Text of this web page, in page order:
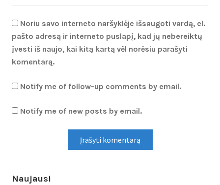
Noriu savo interneto naršyklėje išsaugoti vardą, el.
pašto adresą ir interneto puslapį, kad jų nebereiktų
įvesti iš naujo, kai kitą kartą vėl norėsiu parašyti
komentarą.
Notify me of follow-up comments by email.
Notify me of new posts by email.
Naujausi